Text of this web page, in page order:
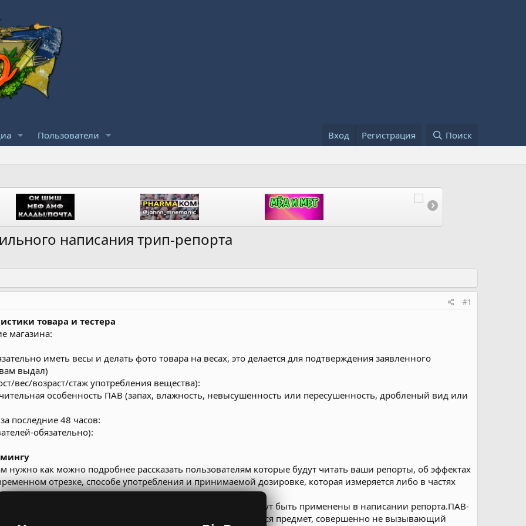
Пользователи Вход Регистрация Поиск
написания трип-репорта
#1
товара и тестера
магазина:
иметь весы и делать фото товара на весах, это делается для подтверждения заявленного
выдал)
вес/возраст/стаж употребления вещества):
особенность ПАВ (запах, влажность, невысушенность или пересушенность, дробленый вид или
последние 48 часов:
обязательно):
нужно как можно подробнее рассказать пользователям которые будут читать ваши репорты, об эффектах
отрезке, способе употребления и принимаемой дозировке, которая измеряется либо в частях
что означают термины ПАВ и стелс-посылки, которые могут быть применены в написании репорта.ПАВ-
посылки – это такие посылки, в которых будет находиться предмет, совершенно не вызывающий